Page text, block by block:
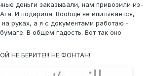
деньги заказывали, нам привозили из-
И подарила. Вообще не впитывается,
руках, а я с документами работаю -
В общем гадость. Вот так оно
НЕ БЕРИТЕ!!! НЕ ФОНТАН!